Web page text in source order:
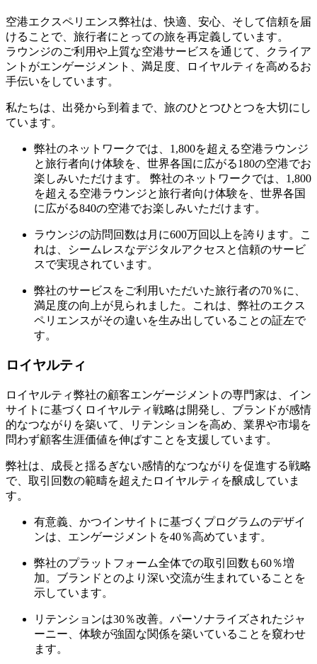
空港エクスペリエンス弊社は、快適、安心、そして信頼を届
けることで、旅行者にとっての旅を再定義しています。
ラウンジのご利用や上質な空港サービスを通じて、クライア
ントがエンゲージメント、満足度、ロイヤルティを高めるお
手伝いをしています。
私たちは、出発から到着まで、旅のひとつひとつを大切にし
ています。
弊社のネットワークでは、1,800を超える空港ラウンジ
と旅行者向け体験を、世界各国に広がる180の空港でお
楽しみいただけます。 弊社のネットワークでは、1,800
を超える空港ラウンジと旅行者向け体験を、世界各国
に広がる840の空港でお楽しみいただけます。
ラウンジの訪問回数は月に600万回以上を誇ります。こ
れは、シームレスなデジタルアクセスと信頼のサービ
スで実現されています。
弊社のサービスをご利用いただいた旅行者の70％に、
満足度の向上が見られました。これは、弊社のエクス
ペリエンスがその違いを生み出していることの証左で
す。
ロイヤルティ
ロイヤルティ弊社の顧客エンゲージメントの専門家は、イン
サイトに基づくロイヤルティ戦略は開発し、ブランドが感情
的なつながりを築いて、リテンションを高め、業界や市場を
問わず顧客生涯価値を伸ばすことを支援しています。
弊社は、成長と揺るぎない感情的なつながりを促進する戦略
で、取引回数の範疇を超えたロイヤルティを醸成していま
す。
有意義、かつインサイトに基づくプログラムのデザイ
ンは、エンゲージメントを40％高めています。
弊社のプラットフォーム全体での取引回数も60％増
加。ブランドとのより深い交流が生まれていることを
示しています。
リテンションは30％改善。パーソナライズされたジャ
ーニー、体験が強固な関係を築いていることを窺わせ
ます。